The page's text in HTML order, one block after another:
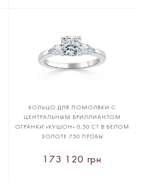
КОЛЬЦО ДЛЯ ПОМОЛВКИ С
ЦЕНТРАЛЬНЫМ БРИЛЛИАНТОМ
ОГРАНКИ «КУШОН» 0,50 CT В БЕЛОМ
ЗОЛОТЕ 750 ПРОБЫ
173 120 грн